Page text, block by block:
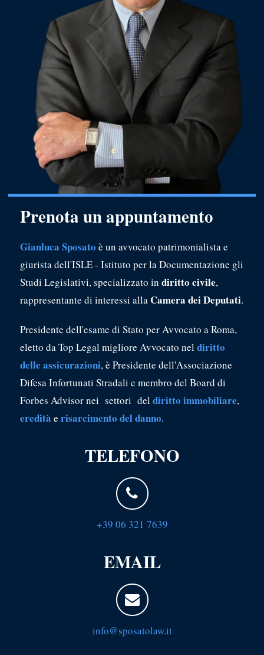
Prenota un appuntamento
Gianluca Sposato è un avvocato patrimonialista e
giurista dell'ISLE - Istituto per la Documentazione gli
Studi Legislativi, specializzato in diritto civile,
rappresentante di interessi allaCamera dei Deputati.
Presidente dell'esame di Stato per Avvocato a Roma,
eletto da Top Legal migliore Avvocato neldiritto
delle assicurazioni, è Presidente dell'Associazione
Difesa Infortunati Stradali e membro del Board di
Forbes Advisor nei settori deldiritto immobiliare,
eredità e risarcimento del danno.
TELEFONO
+39 06 321 7639
EMAIL
info@sposatolaw.it